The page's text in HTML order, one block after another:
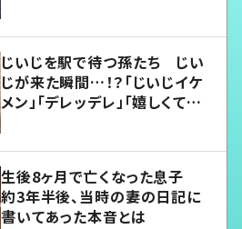
じいじを駅で待つ孫たち じい
じが来た瞬間…！？「じいじイケ
メン」「デレッデレ」「嬉しくて可
生後8ヶ月で亡くなった息子
約3年半後、当時の妻の日記に
書いてあった本音とは